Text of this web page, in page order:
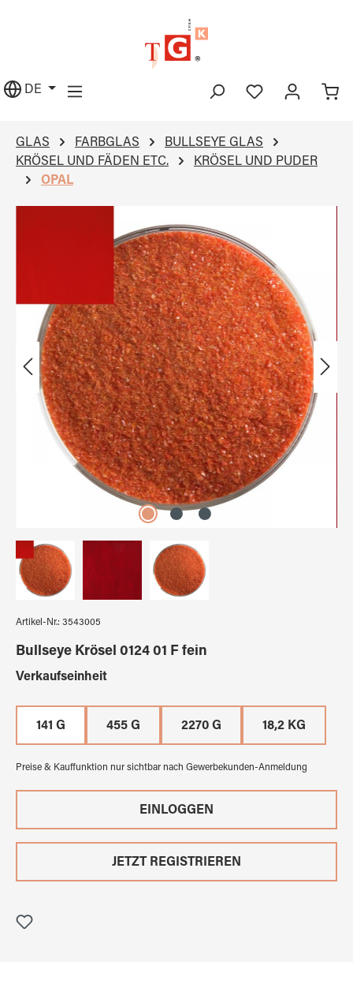
DE
GLAS FARBGLAS
BULLSEYE GLAS
KRÖSEL UND FÄDEN ETC.
KRÖSEL UND PUDER
OPAL
Artikel-Nr.: 3543005
Bullseye Krösel 0124 01 F fein
Verkaufseinheitauswählen
141 G 455 G 2270 G 18,2 KG
Preise & Kauffunktion nur sichtbar nach Gewerbekunden-Anmeldung
EINLOGGEN
JETZT REGISTRIEREN